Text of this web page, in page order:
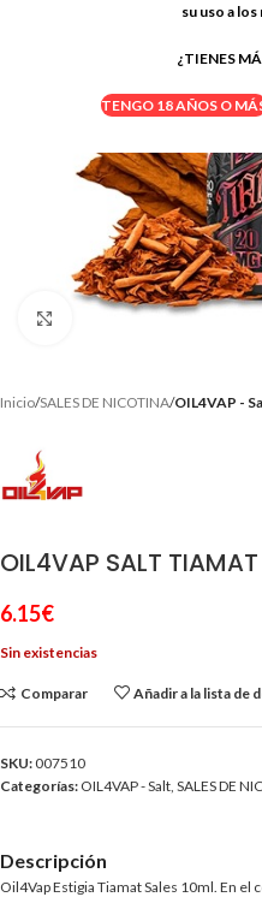
su uso a
¿TIENES
TENGO 18 AÑOS O
Clic para ampliar
Inicio SALES DE NICOTINA OIL4VAP -
OIL4VAP SALT
6.15€
Sin existencias
Comparar Añadir a la lista de
SKU: 007510
Categorías: OIL4VAP - Salt, SALES DE
Descripción
Oil4Vap Estigia Tiamat Sales 10ml. En